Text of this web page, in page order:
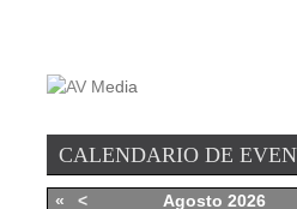
CALENDARIO DE
« < Agosto 2026